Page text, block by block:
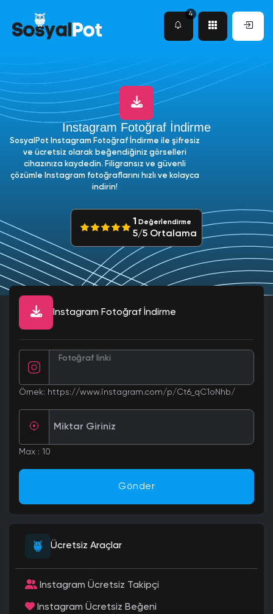
4
Instagram Fotoğraf İndirme
SosyalPot Instagram Fotoğraf İndirme ile şifresiz
ve ücretsiz olarak beğendiğiniz görselleri
cihazınıza kaydedin. Filigransız ve güvenli
çözümle Instagram fotoğraflarını hızlı ve kolayca
indirin!
1 Değerlendirme
5/5 Ortalama
Instagram Fotoğraf İndirme
Fotoğraf linki
Örnek: https://www.instagram.com/p/Ct6_qC1oNhb/
Miktar Giriniz
Max : 10
Gönder
Ücretsiz Araçlar
Instagram Ücretsiz Takipçi
Instagram Ücretsiz Beğeni